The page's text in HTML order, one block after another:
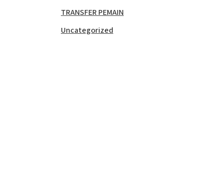
TRANSFER PEMAIN
Uncategorized